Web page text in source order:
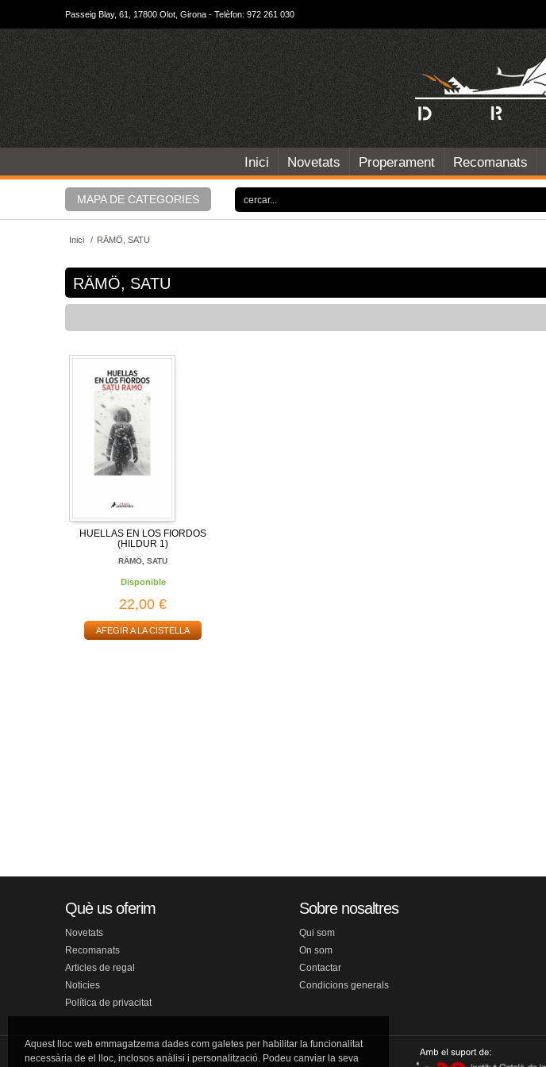
Passeig Blay, 61, 17800 Olot, Girona - Telèfon: 972 261 030
Inici Novetats Properament Recomanats
MAPA DE CATEGORIES
Inici / RÄMÖ, SATU
RÄMÖ, SATU
HUELLAS EN LOS FIORDOS
(HILDUR 1)
RÄMÖ, SATU
Disponible
22,00 €
AFEGIR A LA CISTELLA
Què us oferim
Novetats
Recomanats
Articles de regal
Noticies
Política de privacitat
Sobre nosaltres
Qui som
On som
Contactar
Condicions generals
Aquest lloc web emmagatzema dades com galetes per habilitar la funcionalitat
necessària de el lloc, inclosos anàlisi i personalització. Podeu canviar la seva